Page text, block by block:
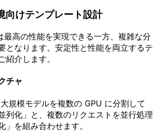
向けテンプレート設計
最高の性能を実現できる一方、複雑な分
となります。安定性と性能を両立するテ
紹介します。
チャ
規模モデルを複数の GPU に分割して
列化」と、複数のリクエストを並行処理
」を組み合わせます。